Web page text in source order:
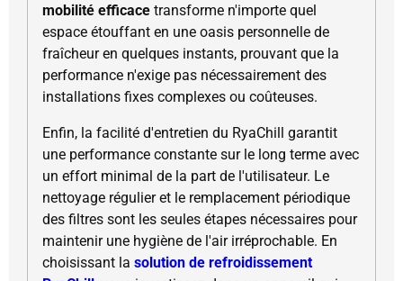
mobilité efficace transforme n'importe quel
espace étouffant en une oasis personnelle de
fraîcheur en quelques instants, prouvant que la
performance n'exige pas nécessairement des
installations fixes complexes ou coûteuses.
Enfin, la facilité d'entretien du RyaChill garantit
une performance constante sur le long terme avec
un effort minimal de la part de l'utilisateur. Le
nettoyage régulier et le remplacement périodique
des filtres sont les seules étapes nécessaires pour
maintenir une hygiène de l'air irréprochable. En
choisissant la solution de refroidissement